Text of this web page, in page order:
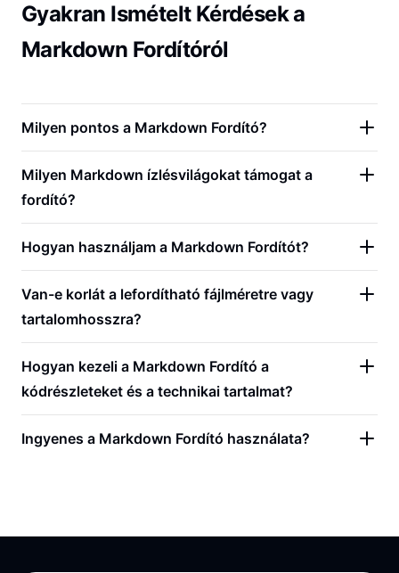
Gyakran Ismételt Kérdések a
Markdown Fordítóról
Milyen pontos a Markdown Fordító?
Milyen Markdown ízlésvilágokat támogat a
fordító?
Hogyan használjam a Markdown Fordítót?
Van-e korlát a lefordítható fájlméretre vagy
tartalomhosszra?
Hogyan kezeli a Markdown Fordító a
kódrészleteket és a technikai tartalmat?
Ingyenes a Markdown Fordító használata?